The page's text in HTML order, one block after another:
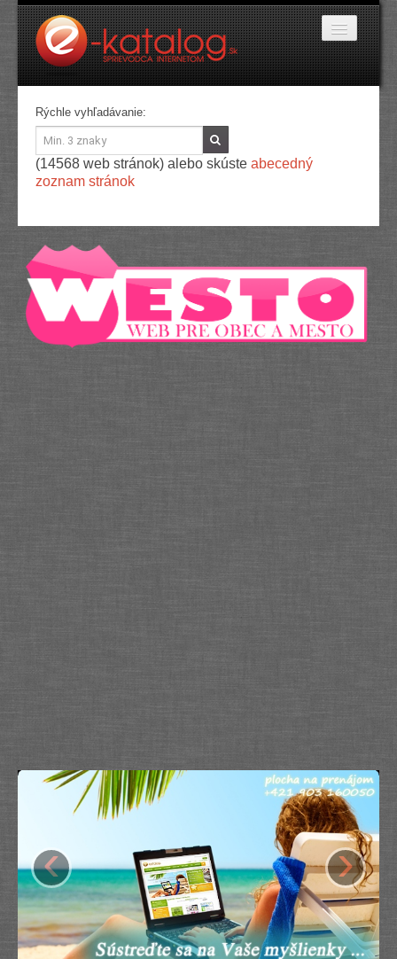
Domáce potreby
Doprava a cestovanie
Ekológia
Financie a trh
Kancelárske potreby
Kozmetika a kaderníctvo
Kultúra a umenie
Literatúra a tlač
Obchodná činnosť
Oblečenie a módne doplnky
Rýchle vyhľadávanie:
(14568 web stránok) alebo skúste abecedný
zoznam stránok
‹ ›